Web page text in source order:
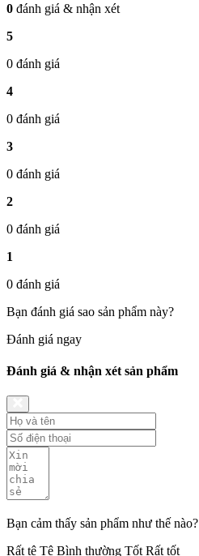
0 đánh giá & nhận xét
5
0 đánh giá
4
0 đánh giá
3
0 đánh giá
2
0 đánh giá
1
0 đánh giá
Bạn đánh giá sao sản phẩm này?
Đánh giá ngay
Đánh giá & nhận xét sản phẩm
Bạn cảm thấy sản phẩm như thế nào?
Rất tệ Tệ Bình thường Tốt Rất tốt